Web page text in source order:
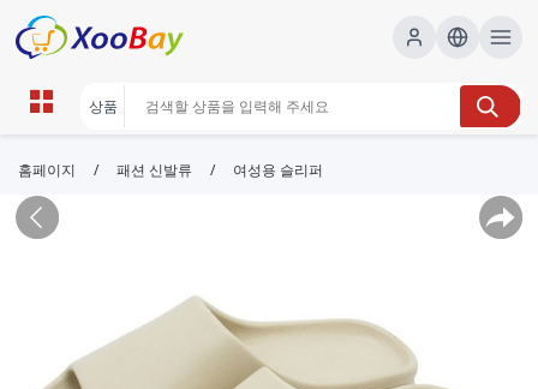
홈페이지 / 패션 신발류 / 여성용 슬리퍼